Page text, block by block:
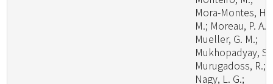
Mora-Montes, H.
M.; Moreau, P. A.;
Mueller, G. M.;
Mukhopadyay, S.;
Murugadoss, R.;
Nagy, L. G.;